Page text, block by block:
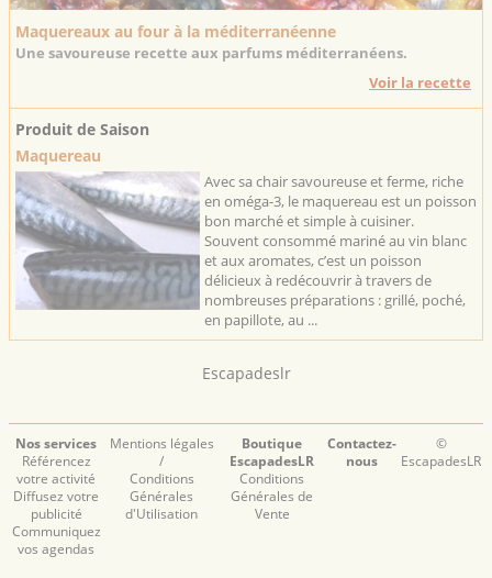
Maquereaux au four à la méditerranéenne
Une savoureuse recette aux parfums méditerranéens.
Voir la recette
Produit de Saison
Maquereau
Avec sa chair savoureuse et ferme, riche
en oméga-3, le maquereau est un poisson
bon marché et simple à cuisiner.
Souvent consommé mariné au vin blanc
et aux aromates, c’est un poisson
délicieux à redécouvrir à travers de
nombreuses préparations : grillé, poché,
en papillote, au ...
Escapadeslr
Nos services
Référencez
votre activité
Diffusez votre
publicité
Communiquez
vos agendas
Mentions légales
/
Conditions
Générales
d'Utilisation
Boutique
EscapadesLR
Conditions
Générales de
Vente
Contactez-
nous
©
EscapadesLR